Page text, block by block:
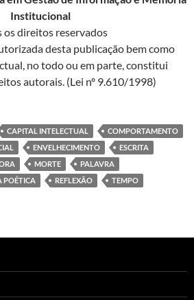
Institucional
os direitos reservados
desta publicação bem como
no todo ou em parte, constitui
autorais. (Lei nº 9.610/1998)
CAPITAL INTELECTUAL
COMPORTAMENTO
ENVELHECIMENTO
ESCRITA
MORTE
PALAVRA
POÉTICA REFLEXÃO
TEMPO